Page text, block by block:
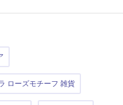
ローズモチーフ 雑貨